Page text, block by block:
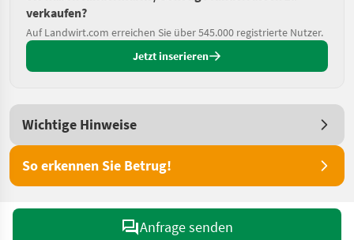
verkaufen?
Auf Landwirt.com erreichen Sie über 545.000 registrierte Nutzer.
Jetzt inserieren
Wichtige Hinweise
So erkennen Sie Betrug!
Anfrage senden